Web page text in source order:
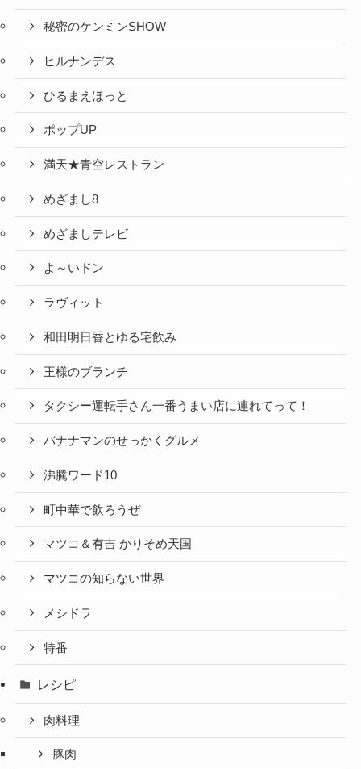
秘密のケンミンSHOW
ヒルナンデス
ひるまえほっと
ポップUP
満天★青空レストラン
めざまし8
めざましテレビ
よ～いドン
ラヴィット
和田明日香とゆる宅飲み
王様のブランチ
タクシー運転手さん一番うまい店に連れてって！
バナナマンのせっかくグルメ
沸騰ワード10
町中華で飲ろうぜ
マツコ＆有吉 かりそめ天国
マツコの知らない世界
メシドラ
特番
レシピ
肉料理
豚肉